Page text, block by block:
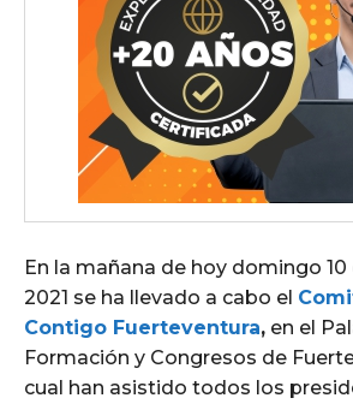
En la mañana de hoy domingo
2021 se ha llevado a cabo el
Contigo Fuerteventura, en el
Formación y Congresos de
cual han asistido todos los